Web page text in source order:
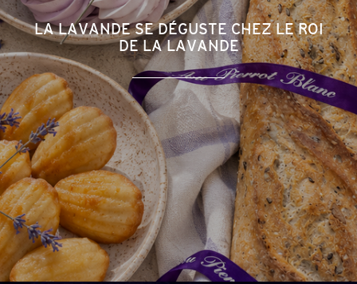
LA LAVANDE SE DÉGUSTE CHEZ LE ROI
DE LA LAVANDE